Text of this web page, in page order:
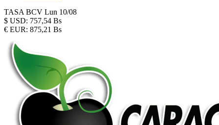
TASA BCV Lun 10/08
$ USD: 757,54 Bs
€ EUR: 875,21 Bs